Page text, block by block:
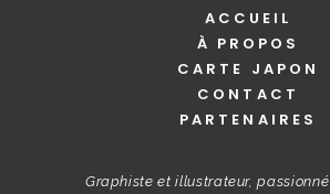
ACCUEIL
À PROPOS
CARTE JAPON
CONTACT
PARTENAIRES
Graphiste et illustrateur,